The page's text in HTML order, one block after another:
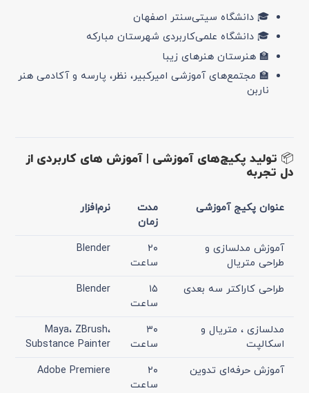
🎓 دانشگاه سیتی‌سنتر اصفهان
🎓 دانشگاه علمی‌کاربردی شهرستان مبارکه
🏫 هنرستان هنرهای زیبا
🏫 مجتمع‌های آموزشی امیرکبیر، نظر، پارسه و آکادمی هنر
ناربن
📦 تولید پکیج‌های آموزشی | آموزش های کاربردی از
دل تجربه
عنوان پکیج آموزشی
مدت
زمان
نرم‌افزار
آموزش مدلسازی و
طراحی متریال
۲۰
ساعت
Blender
طراحی کاراکتر سه بعدی
۱۵
ساعت
Blender
مدلسازی ، متریال و
اسکالپت
۳۰
ساعت
Maya، ZBrush،
Substance Painter
آموزش حرفه‌ای تدوین
۲۰
ساعت
Adobe Premiere